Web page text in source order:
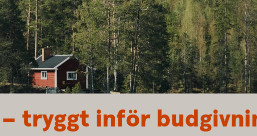
tryggt inför